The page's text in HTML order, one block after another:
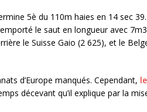
5è du 110m haies en 14 sec
le saut en longueur avec
le Suisse Gaio (2 625), et le
d’Europe manqués. Cependant,
décevant qu’il explique par la